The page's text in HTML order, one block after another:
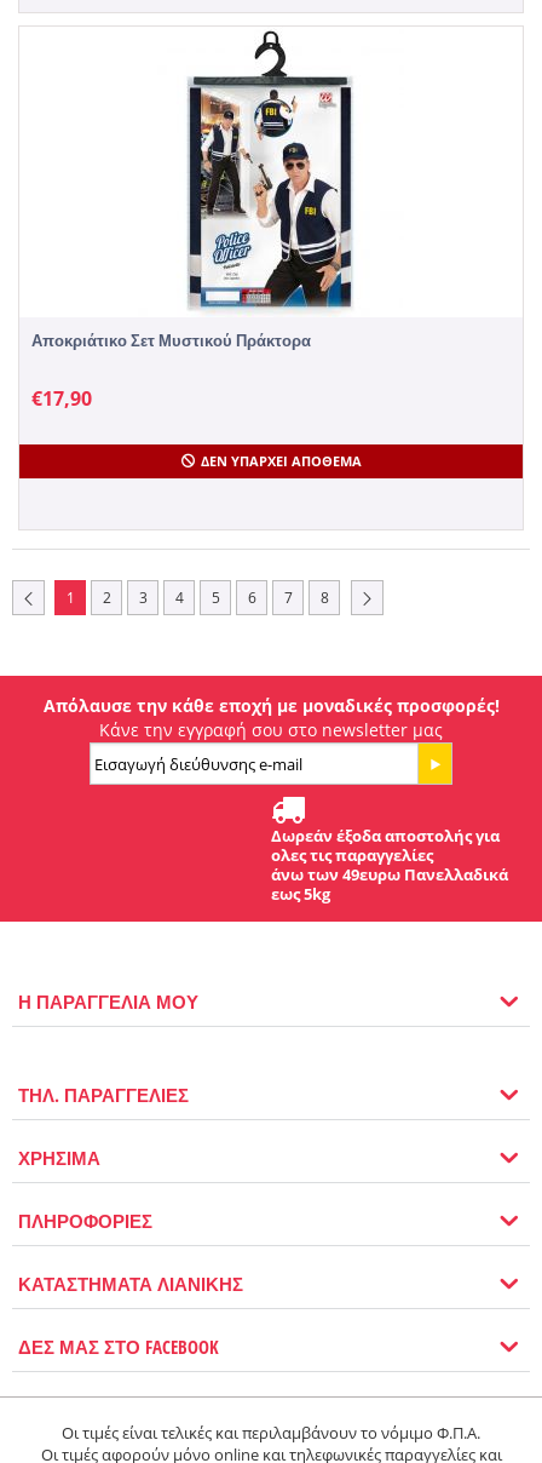
Αποκριάτικο Σετ Μυστικού Πράκτορα
€17,90
ΔΕΝ ΥΠΆΡΧΕΙ ΑΠΌΘΕΜΑ
1 2 3 4 5 6 7 8
Απόλαυσε την κάθε εποχή με μοναδικές προσφορές!
Κάνε την εγγραφή σου στο newsletter μας
Δωρεάν έξοδα αποστολής για
ολες τις παραγγελίες
άνω των 49ευρω Πανελλαδικά
εως 5kg
Η ΠΑΡΑΓΓΕΛΙΑ ΜΟΥ
ΤΗΛ. ΠΑΡΑΓΓΕΛΙΕΣ
ΧΡΗΣΙΜΑ
ΠΛΗΡΟΦΟΡΙΕΣ
ΚΑΤΑΣΤΗΜΑΤΑ ΛΙΑΝΙΚΗΣ
ΔΕΣ ΜΑΣ ΣΤΟ FACEBOOK
Οι τιμές είναι τελικές και περιλαμβάνουν το νόμιμο Φ.Π.Α.
Οι τιμές αφορούν μόνο online και τηλεφωνικές παραγγελίες και